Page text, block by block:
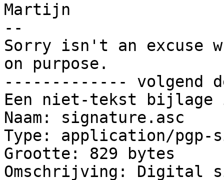
Martijn
--
Sorry isn't an excuse
on purpose.
------------- volgend
Een niet-tekst
Naam: signature.asc
Type: application/pgp-
Grootte: 829 bytes
Omschrijving: Digital